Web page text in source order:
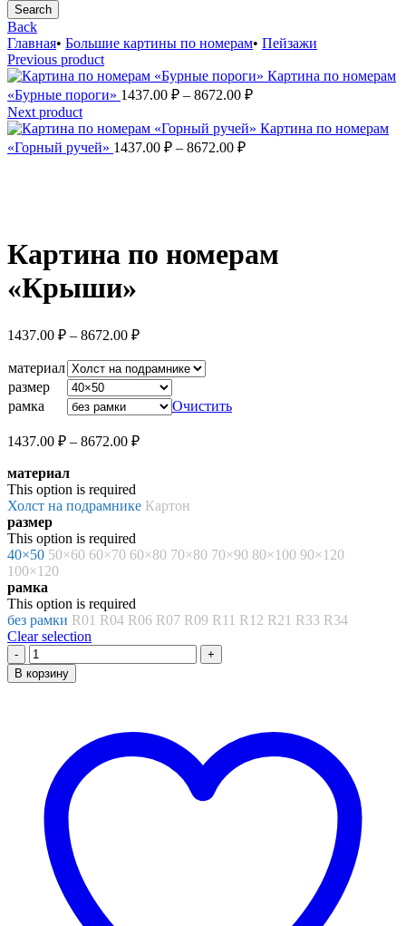
Search
Back
Главная• Большие картины по номерам• Пейзажи
Previous product
Картина по номерам
«Бурные пороги» 1437.00 ₽ – 8672.00 ₽Диапазон
1437.00 ₽
Next product
Картина по номерам
«Горный ручей» 1437.00 ₽ – 8672.00 ₽Диапазон
Картина по номерам
«Крыши»
1437.00 ₽ – 8672.00 ₽Диапазон
1437.00 ₽
–
8672.00 ₽
материал
размер
рамка
Очистить
1437.00 ₽ – 8672.00 ₽Диапазон
8672.00 ₽
материал
This option is required
Холст на подрамнике Картон
размер
This option is required
40×50 50×60 60×70 60×80 70×80 70×90 80×100 90×120
100×120
рамка
This option is required
без рамки R01 R04 R06 R07 R09 R11 R12 R21 R33 R34
Clear selection
Количество
товара
Картина
В корзину